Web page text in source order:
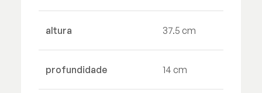
altura 37.5 cm
profundidade 14 cm